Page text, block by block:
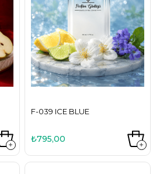
F-039 ICE BLUE
₺795,00